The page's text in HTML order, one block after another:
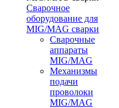
Сварочное
оборудование для
MIG/MAG сварки
Сварочные
аппараты
MIG/MAG
Механизмы
подачи
проволоки
MIG/MAG